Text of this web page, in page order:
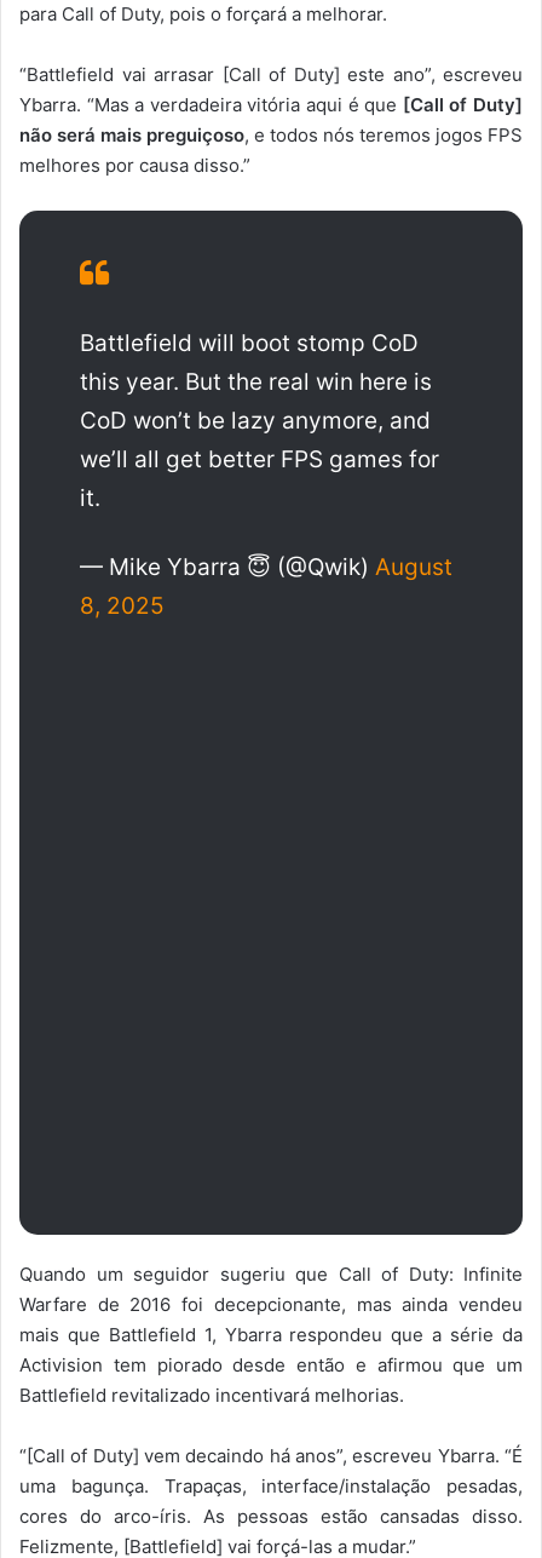
para Call of Duty, pois o forçará a melhorar.
“Battlefield vai arrasar [Call of Duty] este ano”, escreveu
Ybarra. “Mas a verdadeira vitória aqui é que [Call of Duty]
não será mais preguiçoso, e todos nós teremos jogos FPS
melhores por causa disso.”
Battlefield will boot stomp CoD
this year. But the real win here is
CoD won’t be lazy anymore, and
we’ll all get better FPS games for
it.
— Mike Ybarra 😇 (@Qwik) August
8, 2025
Quando um seguidor sugeriu que Call of Duty: Infinite
Warfare de 2016 foi decepcionante, mas ainda vendeu
mais que Battlefield 1, Ybarra respondeu que a série da
Activision tem piorado desde então e afirmou que um
Battlefield revitalizado incentivará melhorias.
“[Call of Duty] vem decaindo há anos”, escreveu Ybarra. “É
uma bagunça. Trapaças, interface/instalação pesadas,
cores do arco-íris. As pessoas estão cansadas disso.
Felizmente, [Battlefield] vai forçá-las a mudar.”